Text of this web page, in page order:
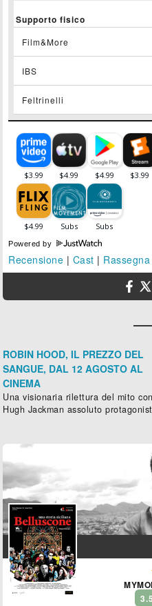
Supporto fisico
Film&More
IBS
Feltrinelli
Powered by
Recensione | Cast |
ROBIN HOOD, IL PREZZO DEL
SANGUE, DAL 12 AGOSTO AL
CINEMA
Una visionaria rilettura del mito con
Hugh Jackman assoluto